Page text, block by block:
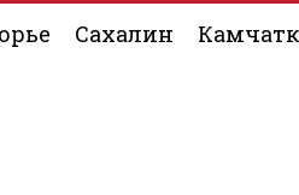
Сахалин